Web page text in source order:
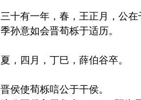
三十有一年，春，王正月，公在
季孙意如会晋荀栎于适历。
夏，四月，丁巳，薛伯谷卒。
晋侯使荀栎唁公于干侯。